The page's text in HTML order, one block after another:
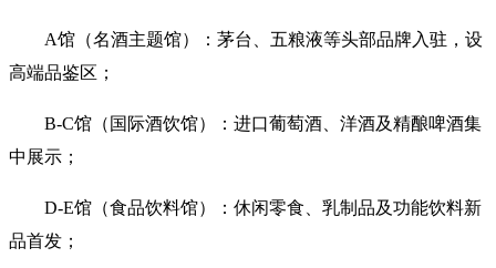
A馆（名酒主题馆）‌：茅台、五粮液等头部品牌入驻，设
高端品鉴区；
B-C馆（国际酒饮馆）‌：进口葡萄酒、洋酒及精酿啤酒集
中展示；
D-E馆（食品饮料馆）‌：休闲零食、乳制品及功能饮料新
品首发；